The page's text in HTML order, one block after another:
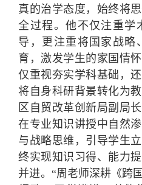
真的治学态度，始终将
全过程。他不仅注重学
导，更注重将国家战略
育，激发学生的家国情
仅重视夯实学科基础，
将自身科研背景转化为
区自贸改革创新局副局
在专业知识讲授中自然
与战略思维，引导学生
终实现知识习得、能力
并进。“周老师深耕《跨